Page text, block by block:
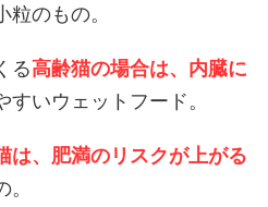
のもの。
る高齢猫の場合は、内臓に
すいウェットフード。
は、肥満のリスクが上がる